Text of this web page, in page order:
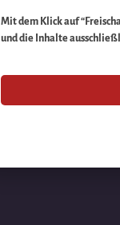
Mit dem Klick auf
und die Inhalte